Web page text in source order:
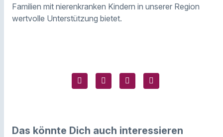
Familien mit nierenkranken Kindern in unserer Region
wertvolle Unterstützung bietet.
Das könnte Dich auch interessieren